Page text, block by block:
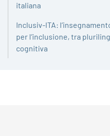
italiana
Inclusiv-ITA:
per l’inclusione, tra
cognitiva